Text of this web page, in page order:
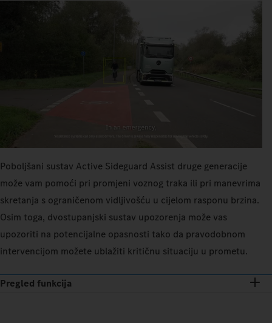
Poboljšani sustav Active Sideguard Assist druge generacije
može vam pomoći pri promjeni voznog traka ili pri manevrima
skretanja s ograničenom vidljivošću u cijelom rasponu brzina.
Osim toga, dvostupanjski sustav upozorenja može vas
upozoriti na potencijalne opasnosti tako da pravodobnom
intervencijom možete ublažiti kritičnu situaciju u prometu.
Pregled funkcija